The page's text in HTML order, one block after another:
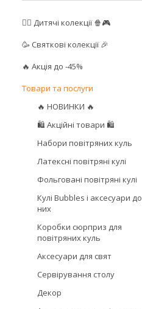
🦸‍♂️ Дитячі колекції 🍿🎮
🥳 Святкові колекції 🎉
🔥 Акція до -45%
Товари та послуги
🔥 НОВИНКИ 🔥
🛍 Акційні товари 🛍
Набори повітряних куль
Латексні повітряні кулі
Фольговані повітряні кулі
Кулі Bubbles і аксесуари до
них
Коробки сюрприз для
повітряних куль
Аксесуари для свят
Сервірування столу
Декор